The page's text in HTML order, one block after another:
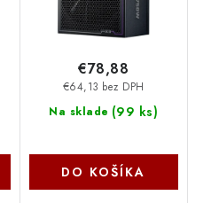
Na sklade (99 ks)
€64,13 bez DPH
€78,88
DO KOŠÍKA